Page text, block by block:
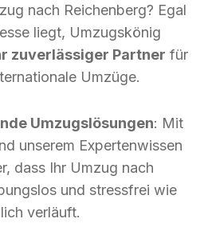
nach Reichenberg? Egal
liegt, Umzugskönig
zuverlässiger Partner für
Umzüge.
Umzugslösungen: Mit
unserem Expertenwissen
dass Ihr Umzug nach
und stressfrei wie
verläuft.